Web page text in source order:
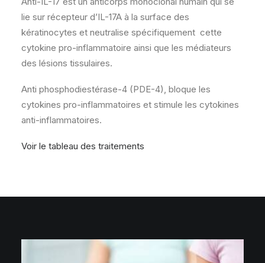
lie sur récepteur d’IL-17A à la surface des
kératinocytes et neutralise spécifiquement cette
cytokine pro-inflammatoire ainsi que les médiateurs
des lésions tissulaires.
Anti phosphodiestérase-4 (PDE-4), bloque les
cytokines pro-inflammatoires et stimule les cytokines
anti-inflammatoires.
Voir le tableau des traitements